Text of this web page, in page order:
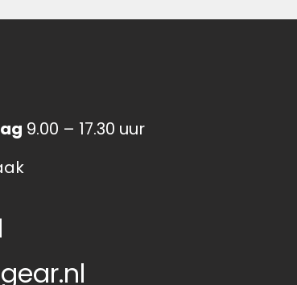
9.00 – 17.30 uur